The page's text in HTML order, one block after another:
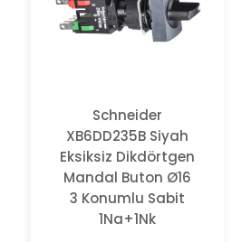
Schneider
XB6DD235B Siyah
Eksiksiz Dikdörtgen
Mandal Buton Ø16
3 Konumlu Sabit
1Na+1Nk